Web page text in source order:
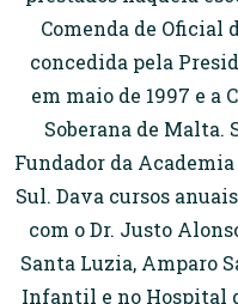
Comenda de Oficial
concedida pela
em maio de 1997 e a
Soberana de Malta.
Fundador da
Sul. Dava cursos
com o Dr. Justo
Santa Luzia, Amparo
Infantil e no Hospital